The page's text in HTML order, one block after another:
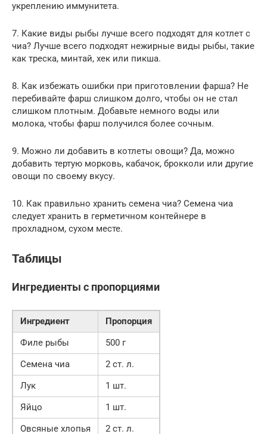
укреплению иммунитета.
7. Какие виды рыбы лучше всего подходят для котлет с
чиа? Лучше всего подходят нежирные виды рыбы, такие
как треска, минтай, хек или пикша.
8. Как избежать ошибки при приготовлении фарша? Не
перебивайте фарш слишком долго, чтобы он не стал
слишком плотным. Добавьте немного воды или
молока, чтобы фарш получился более сочным.
9. Можно ли добавить в котлеты овощи? Да, можно
добавить тертую морковь, кабачок, брокколи или другие
овощи по своему вкусу.
10. Как правильно хранить семена чиа? Семена чиа
следует хранить в герметичном контейнере в
прохладном, сухом месте.
Таблицы
Ингредиенты с пропорциями
Ингредиент
Пропорция
Филе рыбы
500 г
Семена чиа
2 ст. л.
Лук
1 шт.
Яйцо
1 шт.
Овсяные хлопья
2 ст. л.